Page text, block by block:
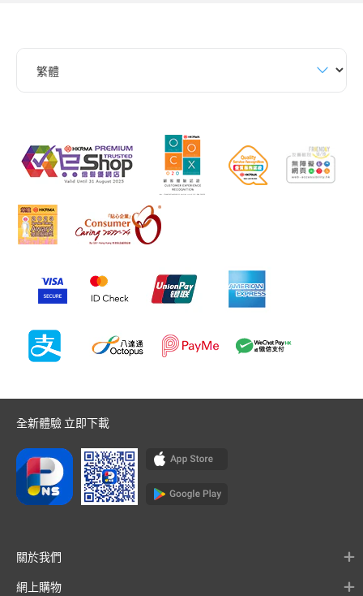
全新體驗 立即下載
關於我們
網上購物